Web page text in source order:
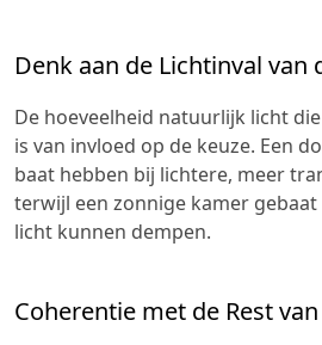
Denk aan de Lichtinval van
De hoeveelheid natuurlijk licht
is van invloed op de keuze. Een
baat hebben bij lichtere, meer
terwijl een zonnige kamer
licht kunnen dempen.
Coherentie met de Rest